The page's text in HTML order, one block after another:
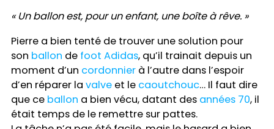
« Un ballon est, pour un enfant, une boîte à rêve. »
Pierre a bien tenté de trouver une solution pour
son ballon de foot Adidas, qu’il trainait depuis un
moment d’un cordonnierà l’autre dans l’espoir
d’en réparer la valveet le caoutchouc… Il faut dire
que ce ballon a bien vécu, datant des années 70, il
était temps de le remettre sur pattes.